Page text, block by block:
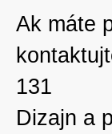
Ak máte
131
Dizajn a